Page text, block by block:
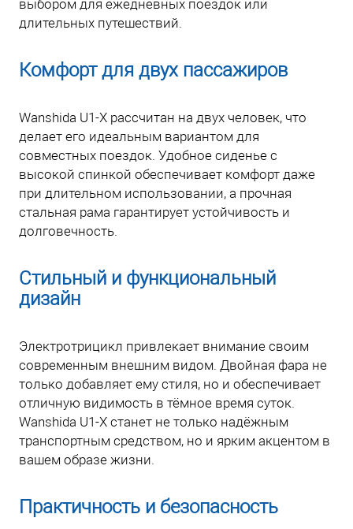
выбором для ежедневных поездок или
длительных путешествий.
Комфорт для двух пассажиров
Wanshida U1-X рассчитан на двух человек, что
делает его идеальным вариантом для
совместных поездок. Удобное сиденье с
высокой спинкой обеспечивает комфорт даже
при длительном использовании, а прочная
стальная рама гарантирует устойчивость и
долговечность.
Стильный и функциональный
дизайн
Электротрицикл привлекает внимание своим
современным внешним видом. Двойная фара не
только добавляет ему стиля, но и обеспечивает
отличную видимость в тёмное время суток.
Wanshida U1-X станет не только надёжным
транспортным средством, но и ярким акцентом в
вашем образе жизни.
Практичность и безопасность